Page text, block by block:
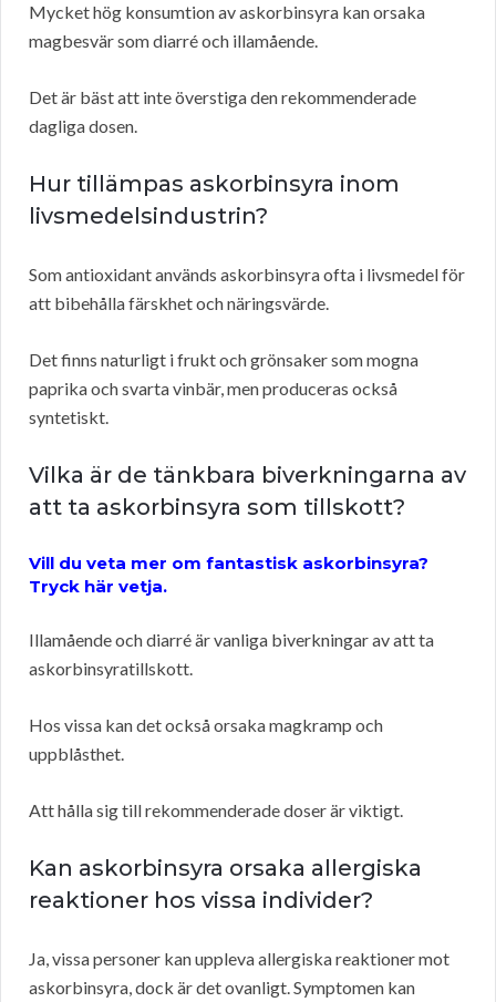
Mycket hög konsumtion av askorbinsyra kan orsaka
magbesvär som diarré och illamående.
Det är bäst att inte överstiga den rekommenderade
dagliga dosen.
Hur tillämpas askorbinsyra inom
livsmedelsindustrin?
Som antioxidant används askorbinsyra ofta i livsmedel för
att bibehålla färskhet och näringsvärde.
Det finns naturligt i frukt och grönsaker som mogna
paprika och svarta vinbär, men produceras också
syntetiskt.
Vilka är de tänkbara biverkningarna av
att ta askorbinsyra som tillskott?
Vill du veta mer om fantastisk askorbinsyra?
Tryck här vetja.
Illamående och diarré är vanliga biverkningar av att ta
askorbinsyratillskott.
Hos vissa kan det också orsaka magkramp och
uppblåsthet.
Att hålla sig till rekommenderade doser är viktigt.
Kan askorbinsyra orsaka allergiska
reaktioner hos vissa individer?
Ja, vissa personer kan uppleva allergiska reaktioner mot
askorbinsyra, dock är det ovanligt. Symptomen kan